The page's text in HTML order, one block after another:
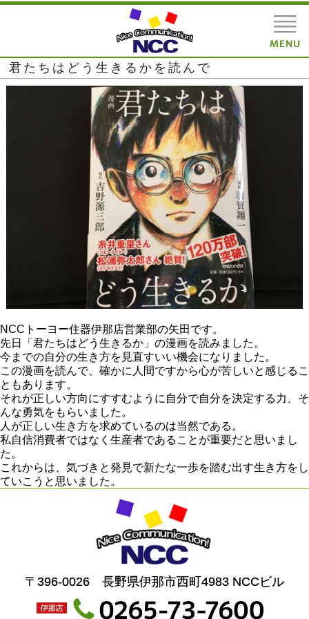
君たちはどう生きるかを読んで
NCCトーヨー住器伊那店営業部の矢田です。
先日「君たちはどう生きるか」の漫画を読みました。
今までの自分の生き方を見直すいい機会になりました。
この漫画を読んで、確かに人間ですから心が苦しいと感じるこ
ともあります。
それが正しい方向にすすむように自分で自分を決定する力、そ
んな勇気をもらいました。
人が正しい生き方を求めているのは当然である。
私自信消費者ではなく生産者であることが重要だと思いまし
た。
これからは、気づきと発見で新たな一歩を踏む出す生き方をし
ていこうと思いました。
〒396-0026 長野県伊那市西町4983 NCCビル